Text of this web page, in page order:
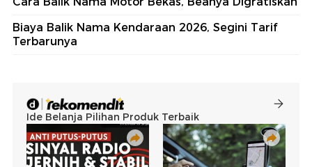
Biaya Balik Nama Kendaraan 2026, Segini Tarif
Terbarunya